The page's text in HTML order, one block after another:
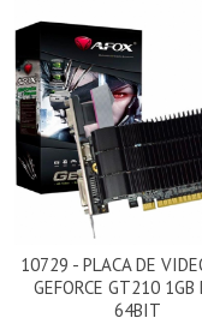
10729 - PLACA DE
GEFORCE GT210 1GB
64BIT